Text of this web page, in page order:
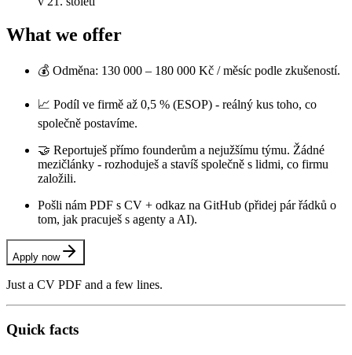
What we offer
💰 Odměna: 130 000 – 180 000 Kč / měsíc podle zkušeností.
📈 Podíl ve firmě až 0,5 % (ESOP) - reálný kus toho, co
společně postavíme.
🤝 Reportuješ přímo founderům a nejužšímu týmu. Žádné
mezičlánky - rozhoduješ a stavíš společně s lidmi, co firmu
založili.
Pošli nám PDF s CV + odkaz na GitHub (přidej pár řádků o
tom, jak pracuješ s agenty a AI).
Apply now
Just a CV PDF and a few lines.
Quick facts